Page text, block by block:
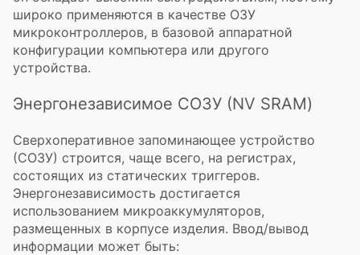
широко применяются в качестве ОЗУ
микроконтроллеров, в базовой аппаратной
конфигурации компьютера или другого
устройства.
Энергонезависимое СОЗУ (NV SRAM)
Сверхоперативное запоминающее устройство
(СОЗУ) строится, чаще всего, на регистрах,
состоящих из статических триггеров.
Энергонезависимость достигается
использованием микроаккумуляторов,
размещенных в корпусе изделия. Ввод/вывод
информации может быть: